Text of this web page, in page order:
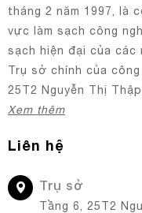
tháng 2 năm 1997, là
vực làm sạch công
sạch hiện đại của
Trụ sở chính của
25T2 Nguyễn Thị
Xem thêm
Liên hệ
Trụ sở
Tầng 6, 25T2